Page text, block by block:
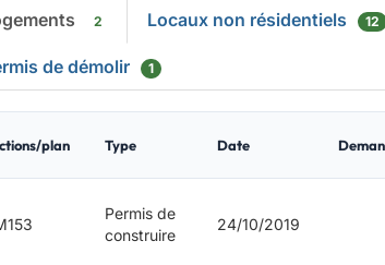
2 Locaux non résidentiels 12
de démolir 1
plan Type Date
Permis de
construire
24/10/2019